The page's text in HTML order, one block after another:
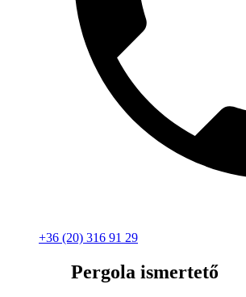
+36 (20) 316 91 29
Pergola ismertető